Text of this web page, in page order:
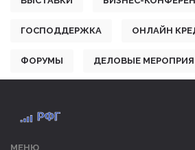
ГОСПОДДЕРЖКА ОНЛАЙН
ФОРУМЫ ДЕЛОВЫЕ
МЕНЮ